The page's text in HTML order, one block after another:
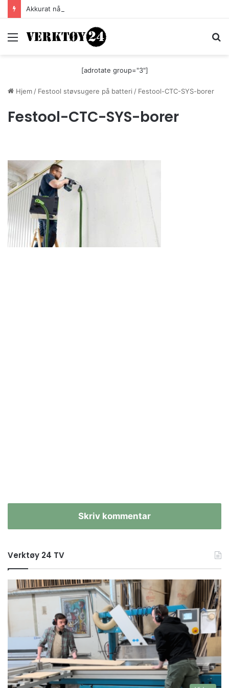
Akkurat nå er batteri-bordsaga til Festool billigere
Meny
[adrotate group="3"]
Hjem / Festool støvsugere på batteri / Festool-CTC-SYS-borer
Festool-CTC-SYS-borer
Skriv kommentar
Verktøy 24 TV